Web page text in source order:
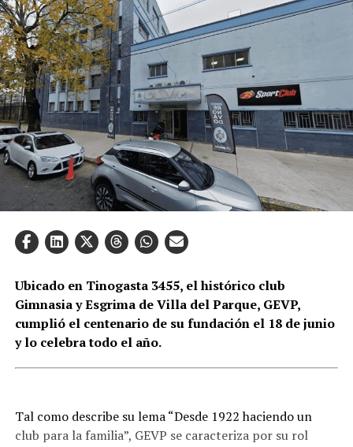
Ubicado en Tinogasta 3455, el histórico club
Gimnasia y Esgrima de Villa del Parque, GEVP,
cumplió el centenario de su fundación el 18 de junio
y lo celebra todo el año.
Tal como describe su lema “Desde 1922 haciendo un
club para la familia”, GEVP se caracteriza por su rol